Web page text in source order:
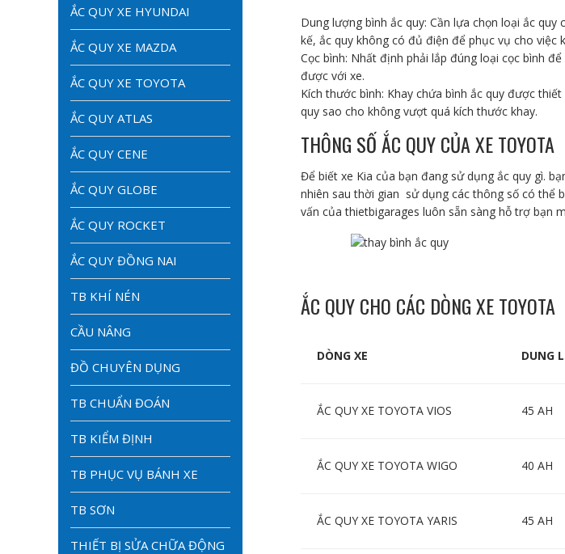
Dung lượng bình ắc quy: Cần lựa chọn loại ắc
kế, ắc quy không có đủ điện để phục vụ cho việc
Cọc bình: Nhất định phải lắp đúng loại cọc bình
được với xe.
Kích thước bình: Khay chứa bình ắc quy được
quy sao cho không vượt quá kích thước khay.
THÔNG SỐ ẮC QUY CỦA XE TOYOTA
Để biết xe Kia của bạn đang sử dụng ắc quy gì.
nhiên sau thời gian sử dụng các thông số có thể
vấn của thietbigarages luôn sẵn sàng hỗ trợ bạn
ẮC QUY CHO CÁC DÒNG XE TOYOTA
DÒNG XE DUNG
ẮC QUY XE TOYOTA VIOS 45 AH
ẮC QUY XE TOYOTA WIGO 40 AH
ẮC QUY XE TOYOTA YARIS 45 AH
ẮC QUY XE HYUNDAI
ẮC QUY XE MAZDA
ẮC QUY XE TOYOTA
ẮC QUY ATLAS
ẮC QUY CENE
ẮC QUY GLOBE
ẮC QUY ROCKET
ẮC QUY ĐỒNG NAI
TB KHÍ NÉN
CẦU NÂNG
ĐỒ CHUYÊN DỤNG
TB CHUẨN ĐOÁN
TB KIỂM ĐỊNH
TB PHỤC VỤ BÁNH XE
TB SƠN
THIẾT BỊ SỬA CHỮA ĐỘNG